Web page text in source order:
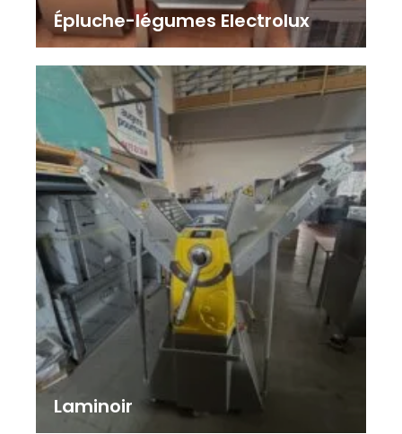
Épluche-légumes Electrolux
Laminoir